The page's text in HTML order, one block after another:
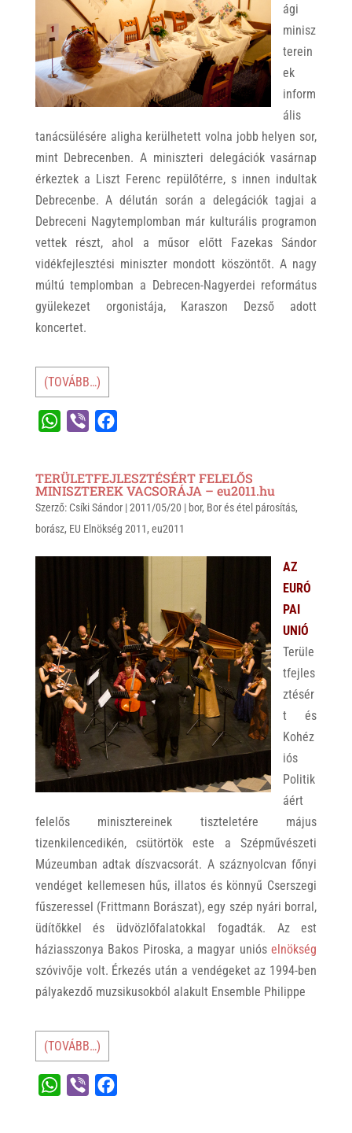
ági
minisz
terein
ek
inform
ális
tanácsülésére aligha kerülhetett volna jobb helyen sor,
mint Debrecenben. A miniszteri delegációk vasárnap
érkeztek a Liszt Ferenc repülőtérre, s innen indultak
Debrecenbe. A délután során a delegációk tagjai a
Debreceni Nagytemplomban már kulturális programon
vettek részt, ahol a műsor előtt Fazekas Sándor
vidékfejlesztési miniszter mondott köszöntőt. A nagy
múltú templomban a Debrecen-Nagyerdei református
gyülekezet orgonistája, Karaszon Dezső adott
koncertet.
(TOVÁBB…)
t
s
A
p
e
r
e
b
o
o
TERÜLETFEJLESZTÉSÉRT FELELŐS
MINISZTEREK VACSORÁJA – eu2011.hu
Szerző: Csíki Sándor|2011/05/20 | bor, Bor és étel párosítás,
borász, EU Elnökség 2011, eu2011
AZ
EURÓ
PAI
UNIÓ
Terüle
tfejles
ztésér
t és
Kohéz
iós
Politik
áért
felelős minisztereinek tiszteletére május
tizenkilencedikén, csütörtök este a Szépművészeti
Múzeumban adtak díszvacsorát. A száznyolcvan főnyi
vendéget kellemesen hűs, illatos és könnyű Cserszegi
fűszeressel (Frittmann Borászat), egy szép nyári borral,
üdítőkkel és üdvözlőfalatokkal fogadták. Az est
háziasszonya Bakos Piroska, a magyar unióselnökség
szóvivője volt. Érkezés után a vendégeket az 1994-ben
pályakezdő muzsikusokból alakult Ensemble Philippe
(TOVÁBB…)